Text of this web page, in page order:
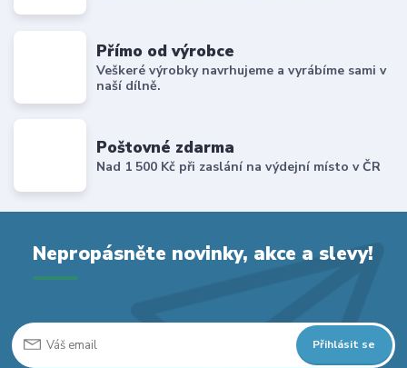
Přímo od výrobce
Veškeré výrobky navrhujeme a vyrábíme sami v
naší dílně.
Poštovné zdarma
Nad 1 500 Kč při zaslání na výdejní místo v ČR
Nepropásněte novinky, akce a slevy!
Přihlásit se